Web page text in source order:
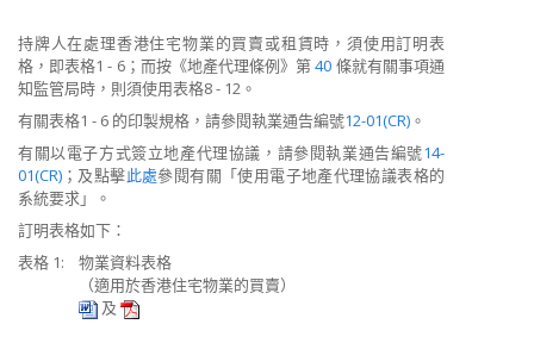
持牌人在處理香港住宅物業的買賣或租賃時，須使用訂明表
格，即表格1 - 6；而按《地產代理條例》第40 條就有關事項通
知監管局時，則須使用表格8 - 12。
有關表格1 - 6 的印製規格，請參閱執業通告編號12-01(CR) 。
有關以電子方式簽立地產代理協議，請參閱執業通告編號14-
01(CR) ；及點擊此處參閱有關「使用電子地產代理協議表格的
系統要求」。
訂明表格如下：
表格 1:
物業資料表格
（適用於香港住宅物業的買賣）
及